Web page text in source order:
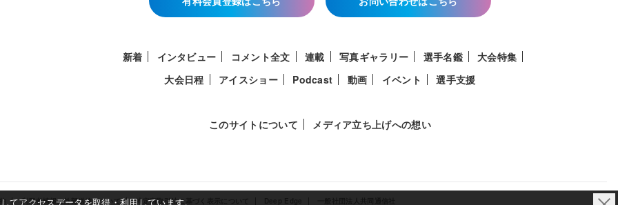
新着 インタビュー コメント全文 連載 写真ギャラリー 選手名鑑
大会特集
大会日程
アイスショー Podcast 動画 イベント 選手支援
このサイトについて メディア立ち上げへの想い
利用者情報の外部送信について 特定商取引法に基づく表示について
アクセスデータを取得・利用しています。